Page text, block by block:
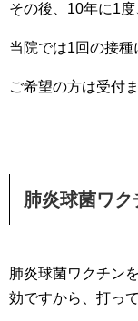
その後、10年に1度
当院では1回の接種
ご希望の方は受付
肺炎球菌ワ
肺炎球菌ワクチン
効ですから、打っ